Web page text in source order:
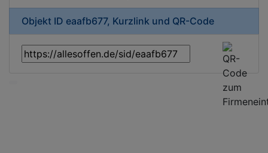
Objekt ID eaafb677, Kurzlink und QR-Code